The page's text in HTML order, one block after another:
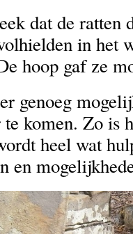
dat de ratten
in het
hoop gaf ze
genoeg
komen. Zo is
heel wat
en